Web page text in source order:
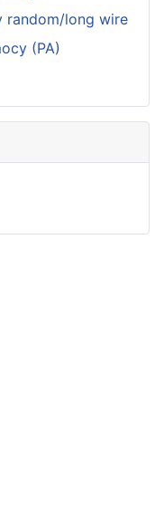
random/long wire
(PA)